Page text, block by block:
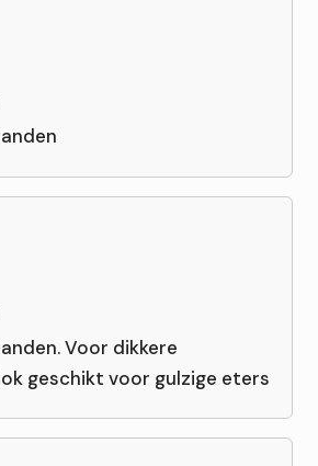
Voor dikkere
geschikt voor gulzige eters